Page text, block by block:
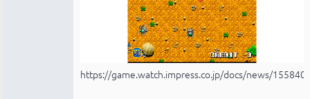
https://game.watch.impress.co.jp/docs/news/